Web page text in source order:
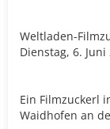
Weltladen-
Dienstag, 6.
Ein Filmzuckerl
Waidhofen an